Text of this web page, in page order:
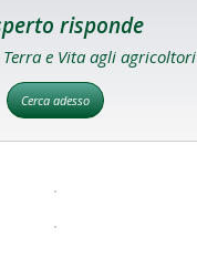
risponde
e Vita agli agricoltori
Cerca adesso